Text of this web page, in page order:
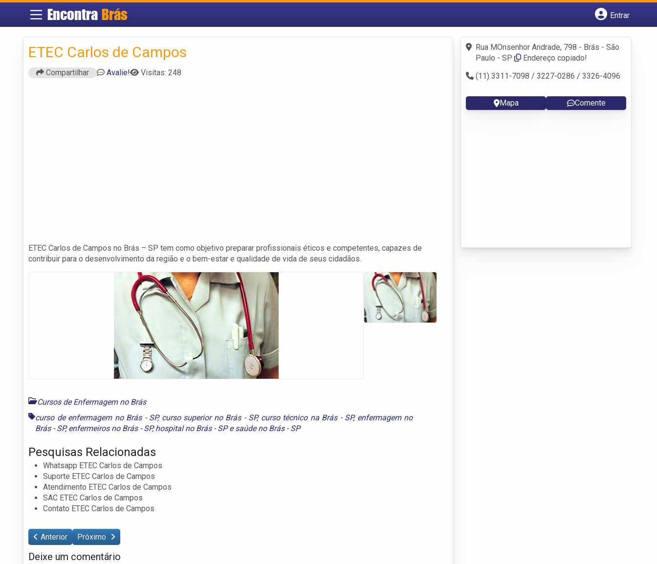
EncontraBrás
Entrar
Fazer login
Criar conta
ETEC Carlos de Campos
Compartilhar Avalie! Visitas: 248
ETEC Carlos de Campos no Brás – SP tem como objetivo preparar profissionais éticos e competentes, capazes de
contribuir para o desenvolvimento da região e o bem-estar e qualidade de vida de seus cidadãos.
Cursos de Enfermagem no Brás
curso de enfermagem no Brás - SP, curso superior no Brás - SP, curso técnico na Brás - SP, enfermagem no
Brás - SP,enfermeiros no Brás - SP,hospital no Brás - SPesaúde no Brás - SP
Pesquisas Relacionadas
Whatsapp ETEC Carlos de Campos
Suporte ETEC Carlos de Campos
Atendimento ETEC Carlos de Campos
SAC ETEC Carlos de Campos
Contato ETEC Carlos de Campos
Anterior Próximo
Deixe um comentário
Rua MOnsenhor Andrade, 798 - Brás - São
Paulo - SP
Endereço copiado!
(11) 3311-7098 / 3227-0286 / 3326-4096
Mapa Comente